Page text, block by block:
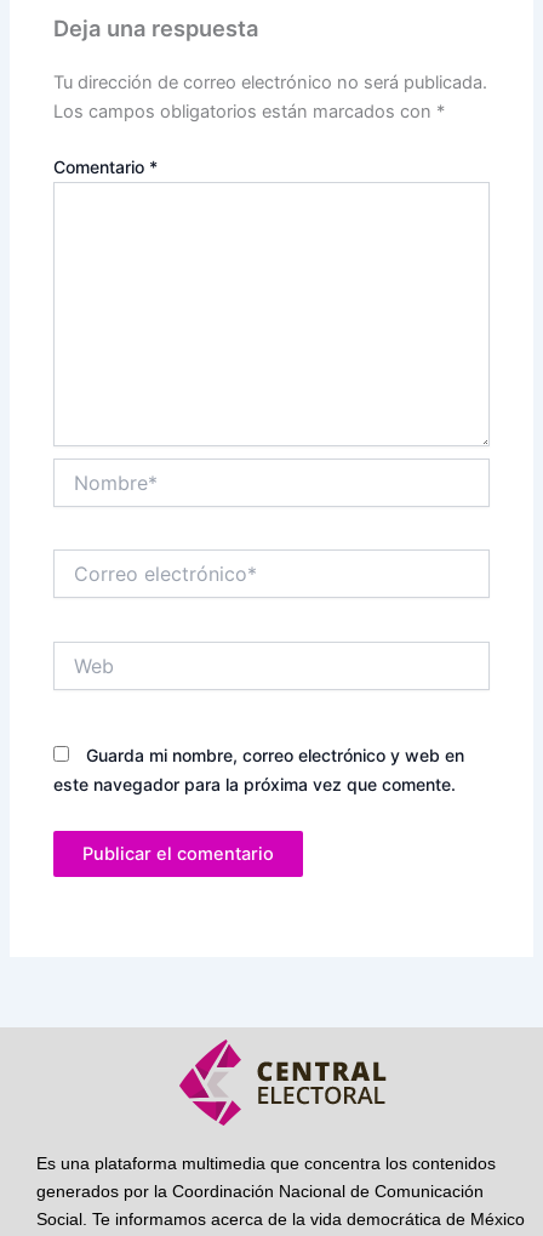
Deja una respuesta
Tu dirección de correo electrónico no será publicada.
Los campos obligatorios están marcados con *
Comentario *
electrónico*
Guarda mi nombre, correo electrónico y web en
este navegador para la próxima vez que comente.
Es una plataforma multimedia que concentra los contenidos
generados por la Coordinación Nacional de Comunicación
Social. Te informamos acerca de la vida democrática de México